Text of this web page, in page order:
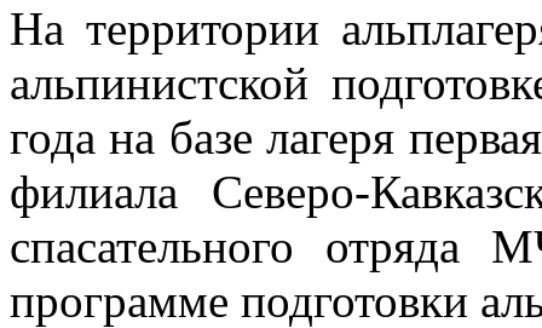
На территории
альпинистской
года на базе лагеря
филиала Северо-
спасательного
программе подготовки